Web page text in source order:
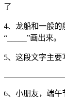
了
4、龙船和一般的
“_____”画出来。
5、这段文字主要
6、小朋友，端午